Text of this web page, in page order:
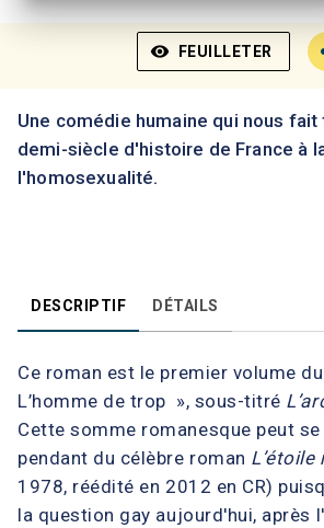
visibility FEUILLETER
Une comédie humaine qui nous fait
demi-siècle d'histoire de France à
l'homosexualité.
DESCRIPTIF DÉTAILS
Ce roman est le premier volume
L’homme de trop », sous-titré
Cette somme romanesque peut
pendant du célèbre roman L’étoile
1978, réédité en 2012 en CR)
la question gay aujourd'hui, après